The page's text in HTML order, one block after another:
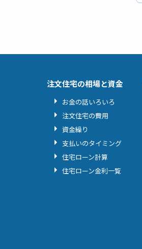
注文住宅の相場と資金
お金の話いろいろ
注文住宅の費用
資金繰り
支払いのタイミング
住宅ローン計算
住宅ローン金利一覧